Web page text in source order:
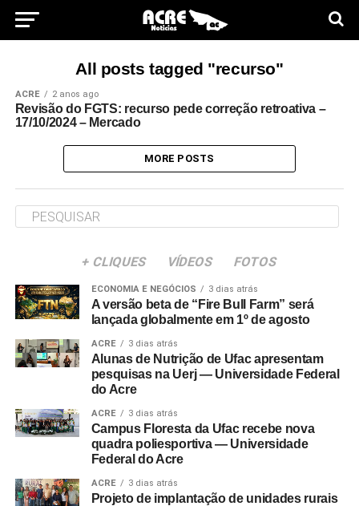
All posts tagged "recurso"
ACRE 2 anos ago
Revisão do FGTS: recurso pede correção retroativa –
17/10/2024 – Mercado
MORE POSTS
+ CLIQUES VÍDEOS FOTOS
ECONOMIA E NEGÓCIOS 3 dias atrás
A versão beta de “Fire Bull Farm” será
lançada globalmente em 1º de agosto
ACRE 3 dias atrás
Alunas de Nutrição de Ufac apresentam
pesquisas na Uerj — Universidade Federal
do Acre
ACRE 3 dias atrás
Campus Floresta da Ufac recebe nova
quadra poliesportiva — Universidade
Federal do Acre
ACRE 3 dias atrás
Projeto de implantação de unidades rurais